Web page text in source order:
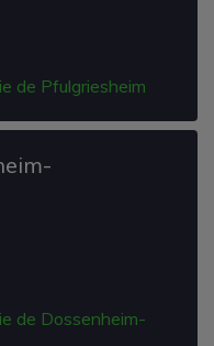
de Pfulgriesheim
de Dossenheim-